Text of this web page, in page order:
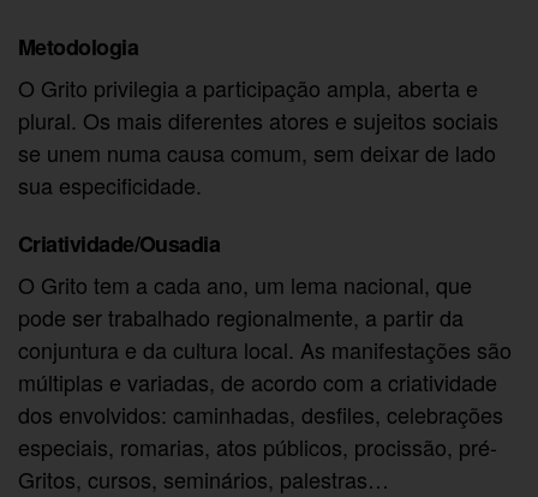
Metodologia
O Grito privilegia a participação ampla, aberta e
plural. Os mais diferentes atores e sujeitos sociais
se unem numa causa comum, sem deixar de lado
sua especificidade.
Criatividade/Ousadia
O Grito tem a cada ano, um lema nacional, que
pode ser trabalhado regionalmente, a partir da
conjuntura e da cultura local. As manifestações são
múltiplas e variadas, de acordo com a criatividade
dos envolvidos: caminhadas, desfiles, celebrações
especiais, romarias, atos públicos, procissão, pré-
Gritos, cursos, seminários, palestras…